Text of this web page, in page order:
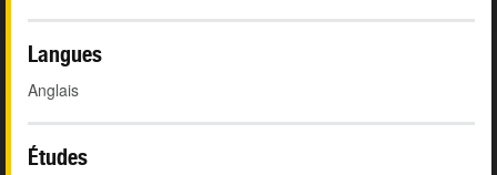
Langues
Anglais
Études